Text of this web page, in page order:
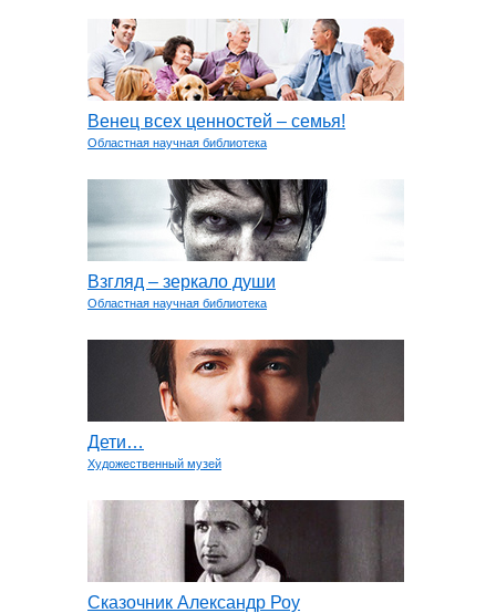
Венец всех ценностей – семья!
Областная научная библиотека
Взгляд – зеркало души
Областная научная библиотека
Дети…
Художественный музей
Сказочник Александр Роу